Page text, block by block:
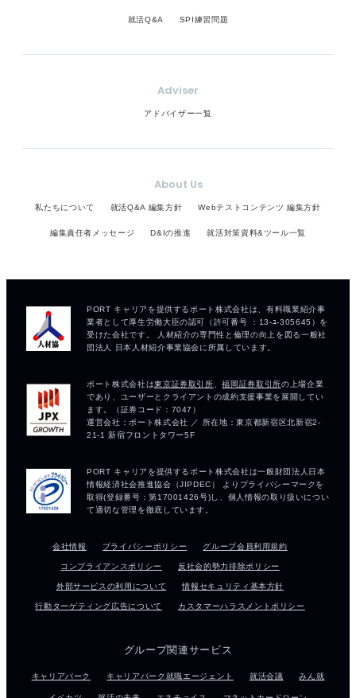
就活Q&A SPI練習問題
Adviser
アドバイザー一覧
About Us
私たちについて 就活Q&A 編集方針 Webテストコンテンツ 編集方針
編集責任者メッセージ D&Iの推進 就活対策資料&ツール一覧
会社情報 プライバシーポリシー グループ会員利用規約
コンプライアンスポリシー 反社会的勢力排除ポリシー
外部サービスの利用について 情報セキュリティ基本方針
行動ターゲティング広告について カスタマーハラスメントポリシー